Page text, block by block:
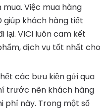
Việc mua hàng
giúp khách hàng tiết
lại. VICI luôn cam kết
dịch vụ tốt nhất cho
các bưu kiện gửi qua
trước nên khách hàng
phí này. Trong một số